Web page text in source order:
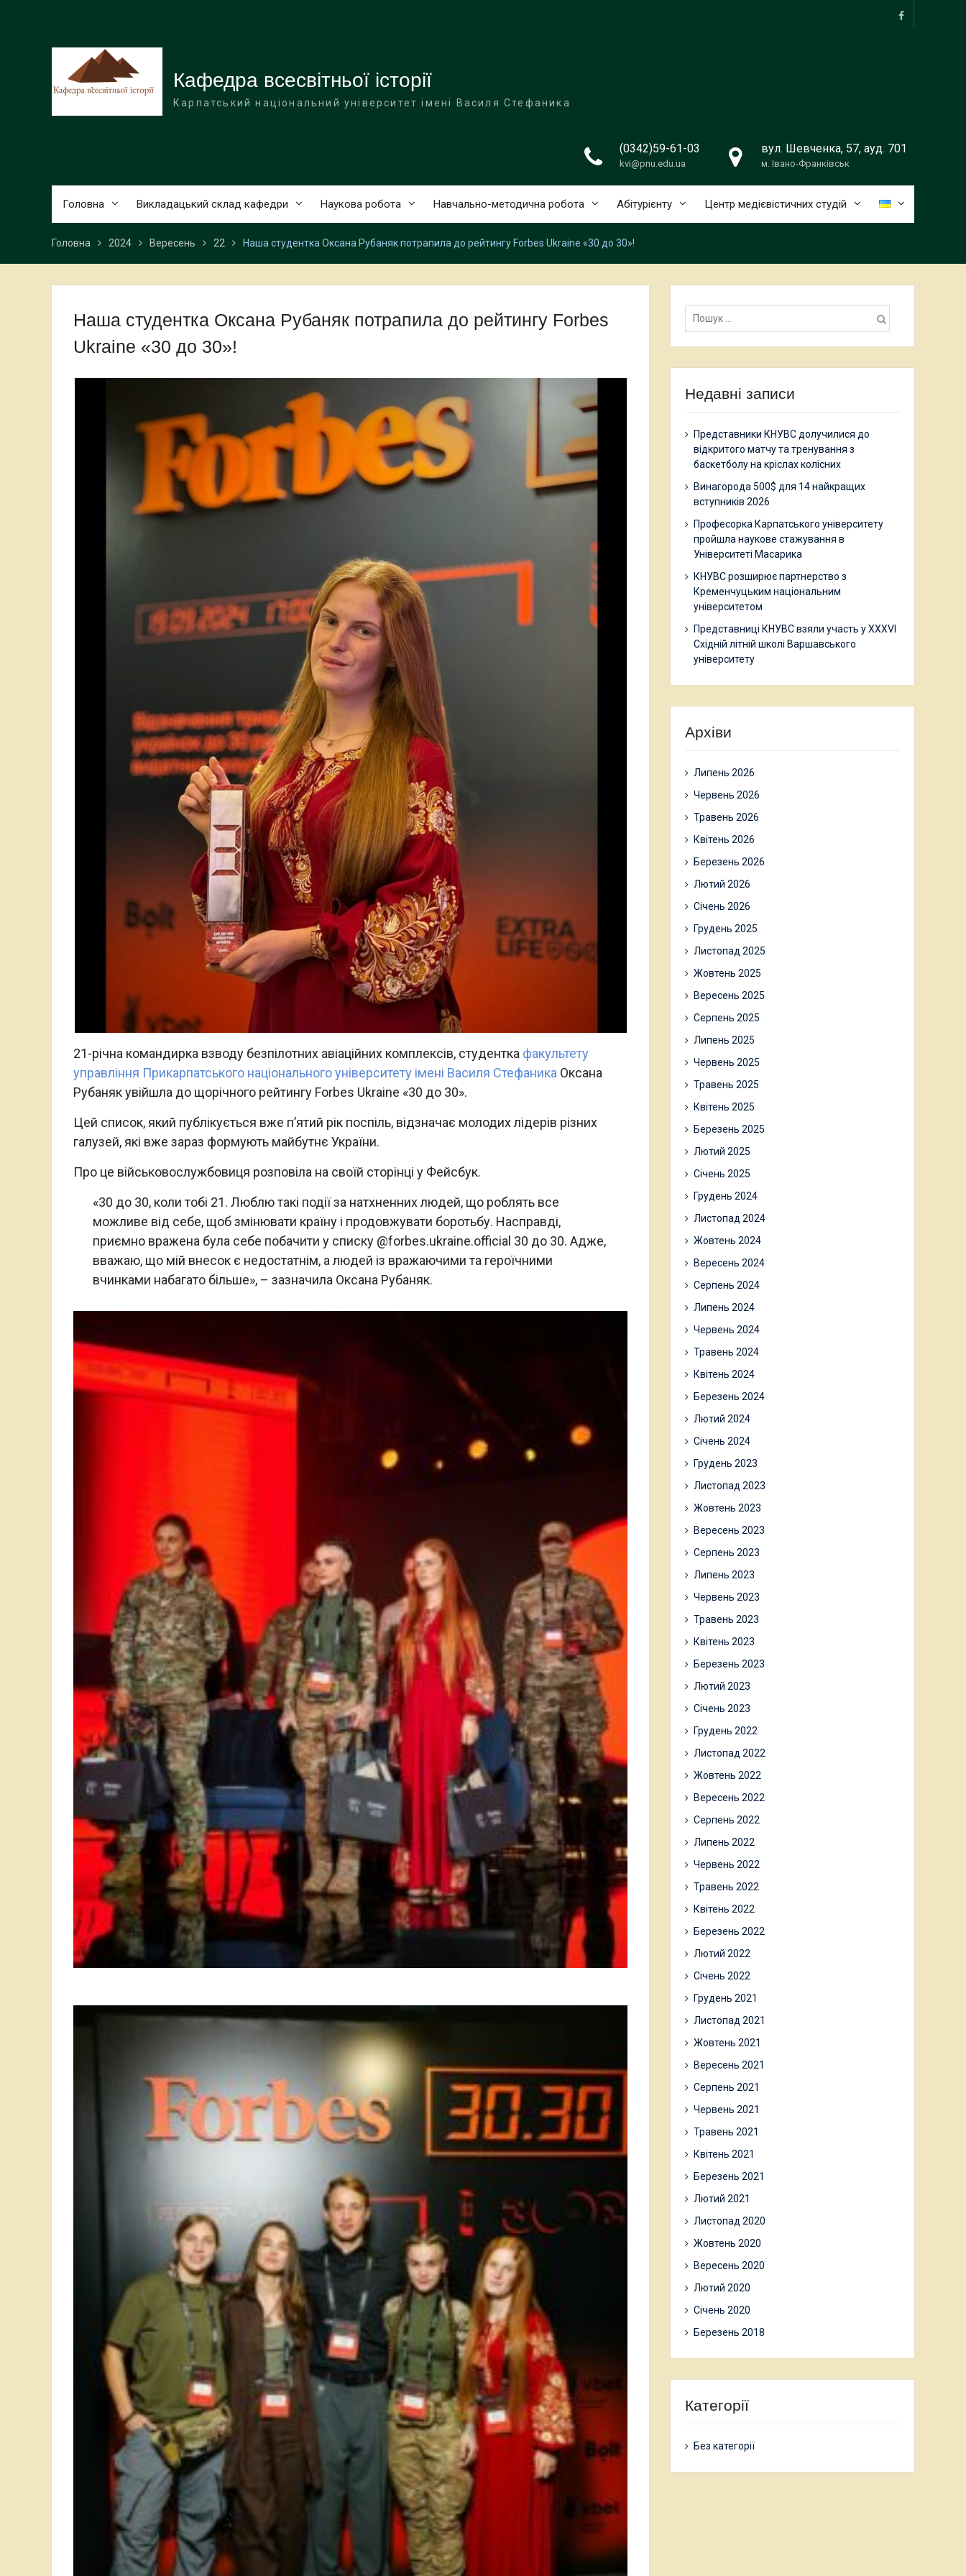
facebook
Кафедра всесвітньої історії
Карпатський національний університет імені Василя Стефаника
(0342)59-61-03
kvi@pnu.edu.ua
вул. Шевченка, 57, ауд. 701
м. Івано-Франківськ
Головна Викладацький склад кафедри Наукова робота Навчально-методична робота Абітурієнту Центр медієвістичних студій
Головна 2024 Вересень 22 Наша студентка Оксана Рубаняк потрапила до рейтингу Forbes Ukraine «30 до 30»!
Наша студентка Оксана Рубаняк потрапила до рейтингу Forbes
Ukraine «30 до 30»!
21-річна командирка взводу безпілотних авіаційних комплексів, студентка факультету
управління Прикарпатського національного університету імені Василя Стефаника Оксана
Рубаняк увійшла до щорічного рейтингу Forbes Ukraine «30 до 30».
Цей список, який публікується вже п’ятий рік поспіль, відзначає молодих лідерів різних
галузей, які вже зараз формують майбутнє України.
Про це військовослужбовиця розповіла на своїй сторінці у Фейсбук.
«30 до 30, коли тобі 21. Люблю такі події за натхненних людей, що роблять все
можливе від себе, щоб змінювати країну і продовжувати боротьбу. Насправді,
приємно вражена була себе побачити у списку @forbes.ukraine.official 30 до 30. Адже,
вважаю, що мій внесок є недостатнім, а людей із вражаючими та героїчними
вчинками набагато більше», – зазначила Оксана Рубаняк.
Пошук:
Недавні записи
Представники КНУВС долучилися до
відкритого матчу та тренування з
баскетболу на кріслах колісних
Винагорода 500$ для 14 найкращих
вступників 2026
Професорка Карпатського університету
пройшла наукове стажування в
Університеті Масарика
КНУВС розширює партнерство з
Кременчуцьким національним
університетом
Представниці КНУВС взяли участь у XXXVI
Східній літній школі Варшавського
університету
Архіви
Липень 2026
Червень 2026
Травень 2026
Квітень 2026
Березень 2026
Лютий 2026
Січень 2026
Грудень 2025
Листопад 2025
Жовтень 2025
Вересень 2025
Серпень 2025
Липень 2025
Червень 2025
Травень 2025
Квітень 2025
Березень 2025
Лютий 2025
Січень 2025
Грудень 2024
Листопад 2024
Жовтень 2024
Вересень 2024
Серпень 2024
Липень 2024
Червень 2024
Травень 2024
Квітень 2024
Березень 2024
Лютий 2024
Січень 2024
Грудень 2023
Листопад 2023
Жовтень 2023
Вересень 2023
Серпень 2023
Липень 2023
Червень 2023
Травень 2023
Квітень 2023
Березень 2023
Лютий 2023
Січень 2023
Грудень 2022
Листопад 2022
Жовтень 2022
Вересень 2022
Серпень 2022
Липень 2022
Червень 2022
Травень 2022
Квітень 2022
Березень 2022
Лютий 2022
Січень 2022
Грудень 2021
Листопад 2021
Жовтень 2021
Вересень 2021
Серпень 2021
Червень 2021
Травень 2021
Квітень 2021
Березень 2021
Лютий 2021
Листопад 2020
Жовтень 2020
Вересень 2020
Лютий 2020
Січень 2020
Березень 2018
Категорії
Без категорії